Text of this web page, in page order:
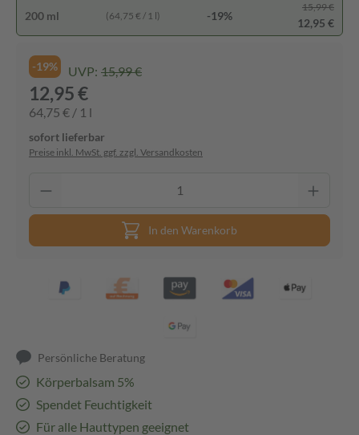
200 ml (64,75 € / 1 l) -19%
15,99 €
12,95 €
-19% UVP: 15,99 €
12,95 €
64,75 € / 1 l
sofort lieferbar
Preise inkl. MwSt. ggf. zzgl. Versandkosten
In den Warenkorb
Persönliche Beratung
Körperbalsam 5%
Spendet Feuchtigkeit
Für alle Hauttypen geeignet